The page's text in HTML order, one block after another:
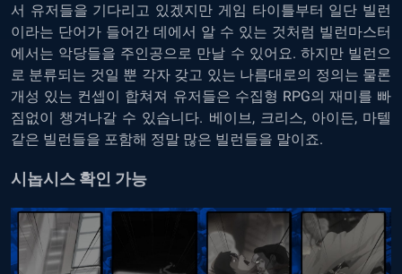
서 유저들을 기다리고 있겠지만 게임 타이틀부터 일단 빌런
이라는 단어가 들어간 데에서 알 수 있는 것처럼 빌런마스터
에서는 악당들을 주인공으로 만날 수 있어요. 하지만 빌런으
로 분류되는 것일 뿐 각자 갖고 있는 나름대로의 정의는 물론
개성 있는 컨셉이 합쳐져 유저들은 수집형 RPG의 재미를 빠
짐없이 챙겨나갈 수 있습니다. 베이브, 크리스, 아이든, 마텔
같은 빌런들을 포함해 정말 많은 빌런들을 말이죠.
시놉시스 확인 가능